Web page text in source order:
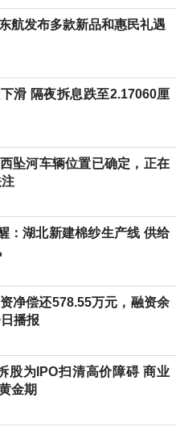
航发布多款新品和惠民礼遇
滑 隔夜拆息跌至2.17060厘
坠河车辆位置已确定，正在
：湖北新建棉纱生产线 供给
净偿还578.55万元，融资余
播报
股为IPO扫清高价障碍 商业
金期